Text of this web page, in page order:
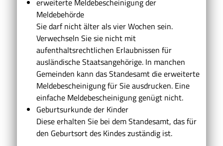
Meldebehörde
Sie darf nicht älter als vier Wochen sein.
Verwechseln Sie sie nicht mit
aufenthaltsrechtlichen Erlaubnissen für
ausländische Staatsangehörige. In manchen
Gemeinden kann das Standesamt die erweiterte
Meldebescheinigung für Sie ausdrucken. Eine
einfache Meldebescheinigung genügt nicht.
Geburtsurkunde der Kinder
Diese erhalten Sie bei dem Standesamt, das für
den Geburtsort des Kindes zuständig ist.